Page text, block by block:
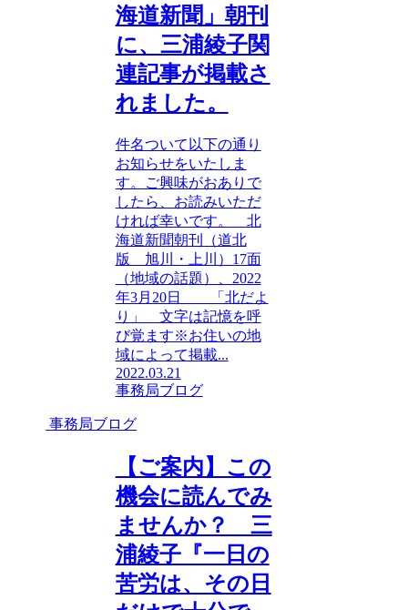
海道新聞」朝刊
に、三浦綾子関
連記事が掲載さ
れました。
件名ついて以下の通り
お知らせをいたしま
す。ご興味がおありで
したら、お読みいただ
ければ幸いです。 北
海道新聞朝刊（道北
版 旭川・上川）17面
（地域の話題）、2022
年3月20日 「北だよ
り」 文字は記憶を呼
び覚ます※お住いの地
域によって掲載...
2022.03.21
事務局ブログ
事務局ブログ
【ご案内】この
機会に読んでみ
ませんか？ 三
浦綾子『一日の
苦労は、その日